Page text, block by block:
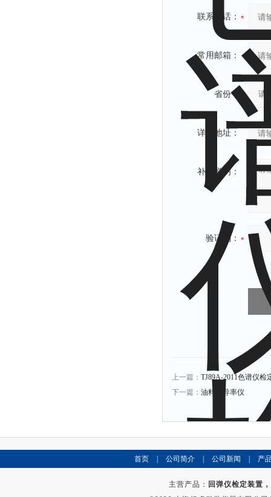
联系电话：
常用邮箱：
省份：
详细地址：
补充说明：
验证码：
上一篇： TJ89A-2011色谱仪检
下一篇： 油料电导率仪
首页 公司简介 公司新闻 产
主营产品： 回弹仪检定装置